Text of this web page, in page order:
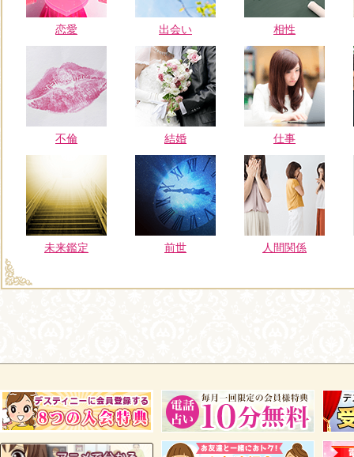
恋愛 出会い 相性
不倫 結婚 仕事
未来鑑定 前世 人間関係